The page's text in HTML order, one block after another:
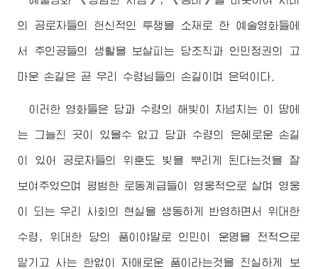
의 공로자들의 헌신적인 투쟁을 소재로 한 예술영화들에
서 주인공들의 생활을 보살피는 당조직과 인민정권의 고
마운 손길은 곧 우리 수령님 들의 손길이며 은덕이다.
이러한 영화들은 당과 수령의 해빛이 차넘치는 이 땅에
는 그늘진 곳이 있을수 없고 당과 수령의 은혜로운 손길
이 있어 공로자들의 위훈도 빛을 뿌리게 된다는것을 잘
보여주었으며 평범한 로동계급들이 영웅적으로 살며 영웅
이 되는 우리 사회의 현실을 생동하게 반영하면서 위대한
수령, 위대한 당의 품이야말로 인민이 운명을 전적으로
맡기고 사는 한없이 자애로운 품이라는것을 진실하게 보